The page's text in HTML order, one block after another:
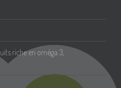
riche en oméga 3,